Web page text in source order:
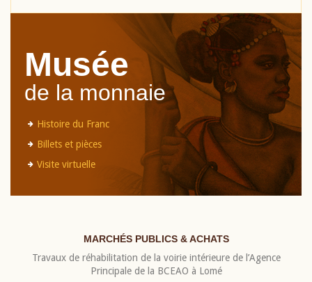
Musée
de la monnaie
Histoire du Franc
Billets et pièces
Visite virtuelle
MARCHÉS PUBLICS & ACHATS
Travaux de réhabilitation de la voirie intérieure de l’Agence
Principale de la BCEAO à Lomé